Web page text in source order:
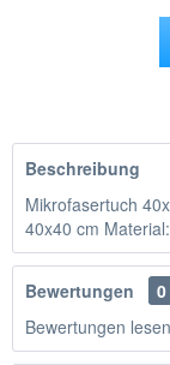
Beschreibung
Mikrofasertuch
40x40 cm
Bewertungen
0
Bewertungen